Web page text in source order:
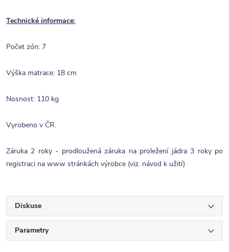
Technické informace:
Počet zón: 7
Výška matrace: 18 cm
Nosnost: 110 kg
Vyrobeno v ČR.
Záruka 2 roky - prodloužená záruka na proležení jádra 3 roky po
registraci na www stránkách výrobce (viz. návod k užití)
Diskuse
Parametry